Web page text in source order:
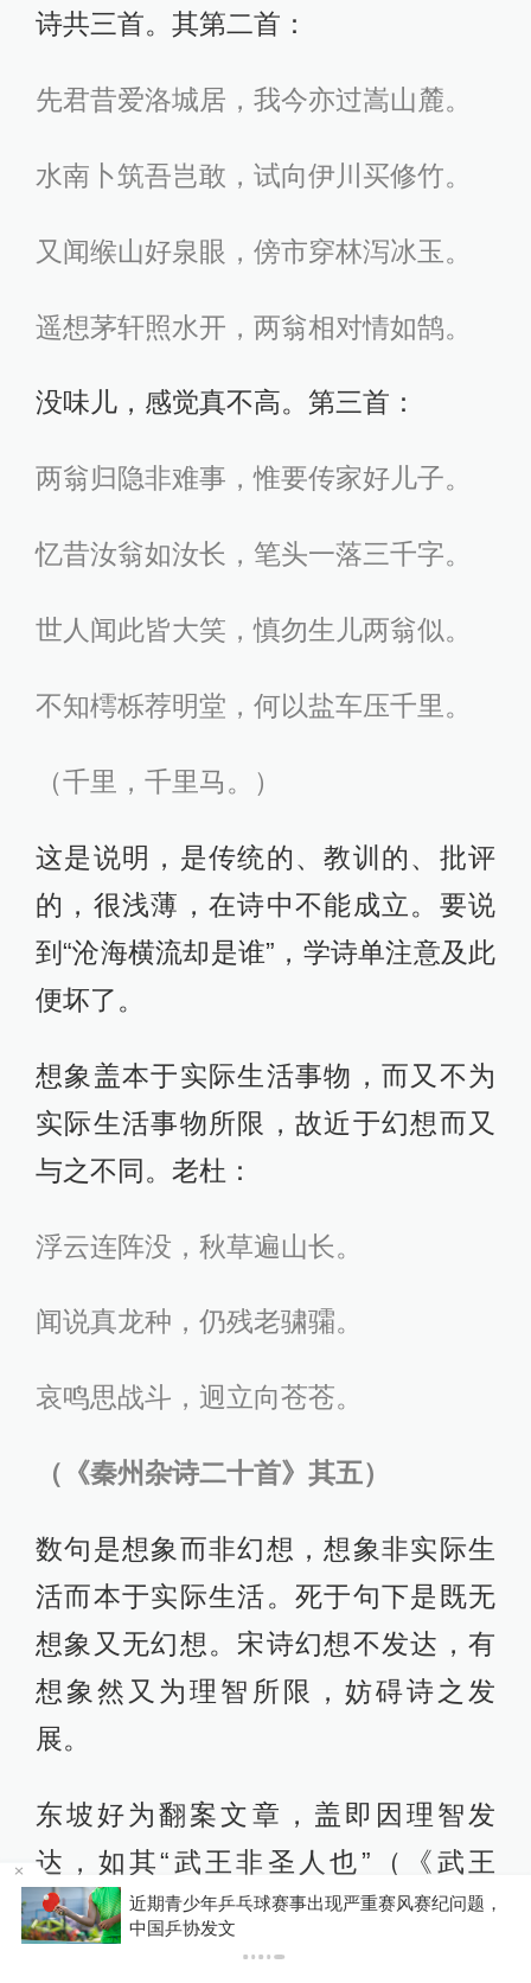
诗共三首。其第二首：
先君昔爱洛城居，我今亦过嵩山麓。
水南卜筑吾岂敢，试向伊川买修竹。
又闻缑山好泉眼，傍市穿林泻冰玉。
遥想茅轩照水开，两翁相对情如鹄。
没味儿，感觉真不高。第三首：
两翁归隐非难事，惟要传家好儿子。
忆昔汝翁如汝长，笔头一落三千字。
世人闻此皆大笑，慎勿生儿两翁似。
不知樗栎荐明堂，何以盐车压千里。
（千里，千里马。）
这是说明，是传统的、教训的、批评
的，很浅薄，在诗中不能成立。要说
到“沧海横流却是谁”，学诗单注意及此
便坏了。
想象盖本于实际生活事物，而又不为
实际生活事物所限，故近于幻想而又
与之不同。老杜：
浮云连阵没，秋草遍山长。
闻说真龙种，仍残老骕骦。
哀鸣思战斗，迥立向苍苍。
（《秦州杂诗二十首》其五）
数句是想象而非幻想，想象非实际生
活而本于实际生活。死于句下是既无
想象又无幻想。宋诗幻想不发达，有
想象然又为理智所限，妨碍诗之发
展。
东坡好为翻案文章，盖即因理智发
达，如其“武王非圣人也”（《武王
论》），然亦只是理智而非思想。思
想是平日酝酿含蓄后经一番滤净、渗
你有权知道更多
下载澎湃新闻客户端